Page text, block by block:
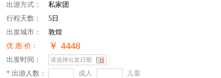
出游方式：
私家团
行程天数：
5日
出发城市：
敦煌
优 惠 价：
￥ 4448
出发时间：
* 出游人数：
成人
儿童